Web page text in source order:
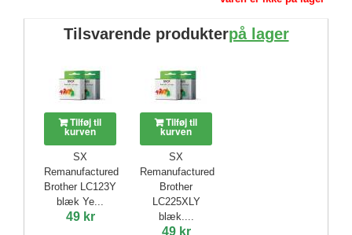
Tilsvarende produkterpå lager
Tilføj til
kurven
SX
Remanufactured
Brother LC123Y
blæk Ye...
49 kr
Tilføj til
kurven
SX
Remanufactured
Brother
LC225XLY
blæk....
49 kr